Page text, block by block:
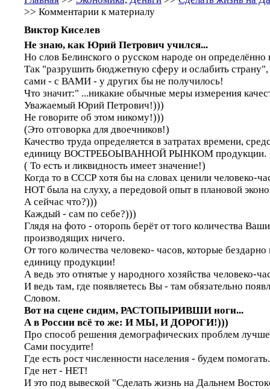
>> Комментарии к материалу
Виктор Киселев
Не знаю, как Юрий Петрович учился...
Но слов Белинского о русском народе он определённо
Так "разрушить бюджетную сферу и ослабить
сами - с ВАМИ - у других бы не получилось!
Что значит:" ...никакие обычные меры измерения
Уважаемый Юрий Петрович!)))
Не говорите об этом никому!)))
(Это отговорка для двоечников!)
Качество труда определяется в затратах времени,
единицу ВОСТРЕБОЫВАННОЙ РЫНКОМ продукции.
( То есть и ликвидность имеет значение!)
Когда то в СССР хотя бы на словах ценили человеко-
НОТ была на слуху, а передовой опыт в плановой
А сейчас что?)))
Каждый - сам по себе?)))
Глядя на фото - оторопь берёт от того количества
производящих ничего.
От того количества человеко- часов, которые бездарно
единицу продукции!
А ведь это отнятые у народного хозяйства человеко-
И ведь там, где появляетесь Вы - там обязательно
Словом.
Вот на сцене сидим, РАСТОПЫРИВШИ ноги...
А в России всё то же: И МЫ, И ДОРОГИ!)))
Про способ решения демографических проблем
Сами посудите!
Где есть рост численности населения - будем помогать.
Где нет - НЕТ!
И это под вывеской "Сделать жизнь на Дальнем